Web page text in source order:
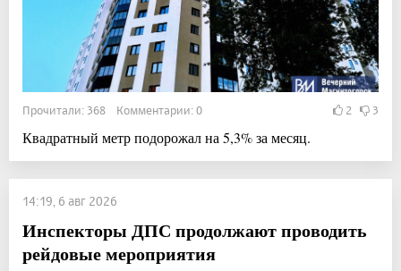
Прочитали: 368 Комментарии: 0 2 3
Квадратный метр подорожал на 5,3% за месяц.
14:19, 6 авг 2026
Инспекторы ДПС продолжают проводить
рейдовые мероприятия